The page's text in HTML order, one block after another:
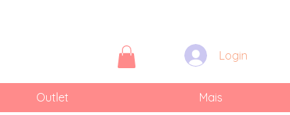
Login
Outlet Mais